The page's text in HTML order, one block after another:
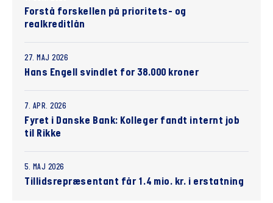
Forstå forskellen på prioritets- og
realkreditlån
27. MAJ 2026
Hans Engell svindlet for 38.000 kroner
7. APR. 2026
Fyret i Danske Bank: Kolleger fandt internt job
til Rikke
5. MAJ 2026
Tillidsrepræsentant får 1.4 mio. kr. i erstatning